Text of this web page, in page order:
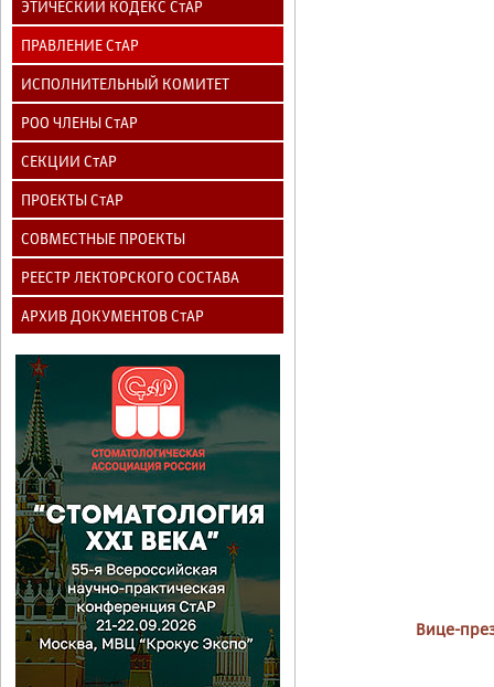
ЭТИЧЕСКИЙ КОДЕКС СтАР
ПРАВЛЕНИЕ СтАР
ИСПОЛНИТЕЛЬНЫЙ КОМИТЕТ
РОО ЧЛЕНЫ СтАР
СЕКЦИИ СтАР
ПРОЕКТЫ СтАР
СОВМЕСТНЫЕ ПРОЕКТЫ
РЕЕСТР ЛЕКТОРСКОГО СОСТАВА
АРХИВ ДОКУМЕНТОВ СтАР
Вице-